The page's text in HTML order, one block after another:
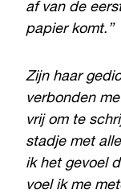
af van de
papier komt.”
Zijn haar
verbonden
vrij om te
stadje met
ik het gevoel
voel ik me